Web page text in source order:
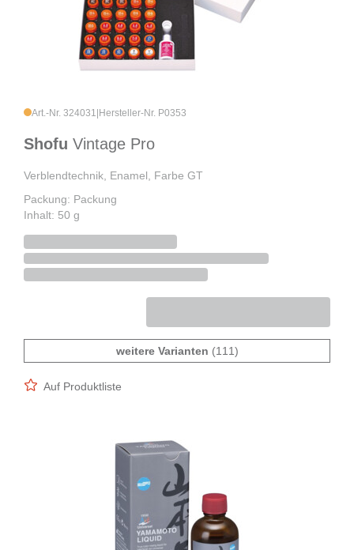
Art.-Nr. 324031 Hersteller-Nr. P0353
Shofu Vintage Pro
Verblendtechnik, Enamel, Farbe GT
Packung: Packung
Inhalt: 50 g
weitere Varianten (111)
Auf Produktliste